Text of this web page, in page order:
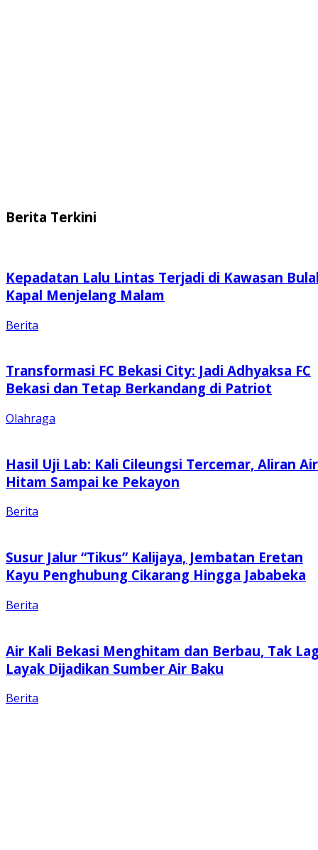
Berita Terkini
Kepadatan Lalu Lintas Terjadi di Kawasan
Kapal Menjelang Malam
Berita
Transformasi FC Bekasi City: Jadi Adhyaksa FC
Bekasi dan Tetap Berkandang di Patriot
Olahraga
Hasil Uji Lab: Kali Cileungsi Tercemar, Aliran Air
Hitam Sampai ke Pekayon
Berita
Susur Jalur “Tikus” Kalijaya, Jembatan Eretan
Kayu Penghubung Cikarang Hingga Jababeka
Berita
Air Kali Bekasi Menghitam dan Berbau, Tak
Layak Dijadikan Sumber Air Baku
Berita